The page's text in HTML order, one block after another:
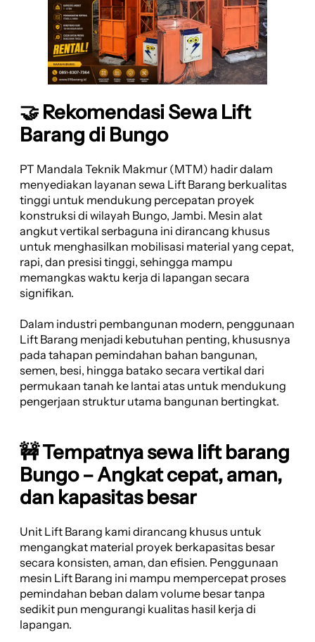
🤝 Rekomendasi Sewa Lift
Barang di Bungo
PT Mandala Teknik Makmur (MTM) hadir dalam
menyediakan layanan sewa Lift Barang berkualitas
tinggi untuk mendukung percepatan proyek
konstruksi di wilayah Bungo, Jambi. Mesin alat
angkut vertikal serbaguna ini dirancang khusus
untuk menghasilkan mobilisasi material yang cepat,
rapi, dan presisi tinggi, sehingga mampu
memangkas waktu kerja di lapangan secara
signifikan.
Dalam industri pembangunan modern, penggunaan
Lift Barang menjadi kebutuhan penting, khususnya
pada tahapan pemindahan bahan bangunan,
semen, besi, hingga batako secara vertikal dari
permukaan tanah ke lantai atas untuk mendukung
pengerjaan struktur utama bangunan bertingkat.
🚧 Tempatnya sewa lift barang
Bungo – Angkat cepat, aman,
dan kapasitas besar
Unit Lift Barang kami dirancang khusus untuk
mengangkat material proyek berkapasitas besar
secara konsisten, aman, dan efisien. Penggunaan
mesin Lift Barang ini mampu mempercepat proses
pemindahan beban dalam volume besar tanpa
sedikit pun mengurangi kualitas hasil kerja di
lapangan.